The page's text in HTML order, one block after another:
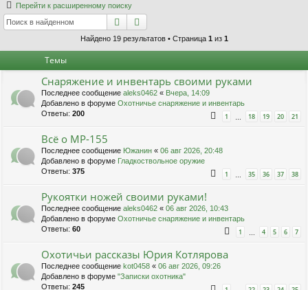
и Перейти к расширенному поиску
Поиск
Найдено 19 результатов • Страница 1 из 1
Темы
Снаряжение и инвентарь своими руками
Последнее сообщение aleks0462 « Вчера, 14:09
Добавлено в форуме Охотничье снаряжение и инвентарь
Ответы: 200 1 … 18 19 20 21
Всё о МР-155
Последнее сообщение Южанин « 06 авг 2026, 20:48
Добавлено в форуме Гладкоствольное оружие
Ответы: 375 1 … 35 36 37 38
Рукоятки ножей своими руками!
Последнее сообщение aleks0462 « 06 авг 2026, 10:43
Добавлено в форуме Охотничье снаряжение и инвентарь
Ответы: 60 1 … 4 5 6 7
Охотичьи рассказы Юрия Котлярова
Последнее сообщение kot0458 « 06 авг 2026, 09:26
Добавлено в форуме "Записки охотника"
Ответы: 245